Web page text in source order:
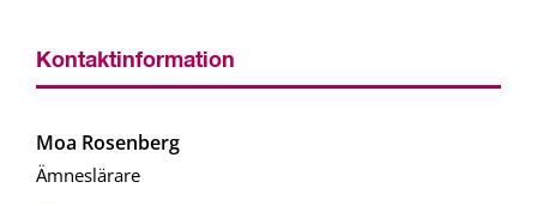
Kontaktinformation
Moa Rosenberg
Ämneslärare